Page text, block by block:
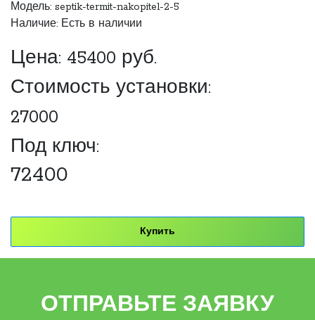
Модель: septik-termit-nakopitel-2-5
Наличие: Есть в наличии
Цена: 45400 руб.
Стоимость установки:
27000
Под ключ:
72400
Купить
ОТПРАВЬТЕ ЗАЯВКУ